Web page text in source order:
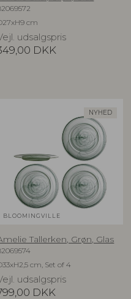
cm
udsalgspris
DKK
NYHED
BLOOMINGVILLE
Tallerken, Grøn, Glas
cm, Set of 4
udsalgspris
DKK